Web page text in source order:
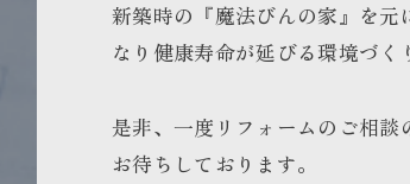
新築時の『魔法びんの家』を
なり健康寿命が延びる環境づく
是非、一度リフォームのご相談
お待ちしております。